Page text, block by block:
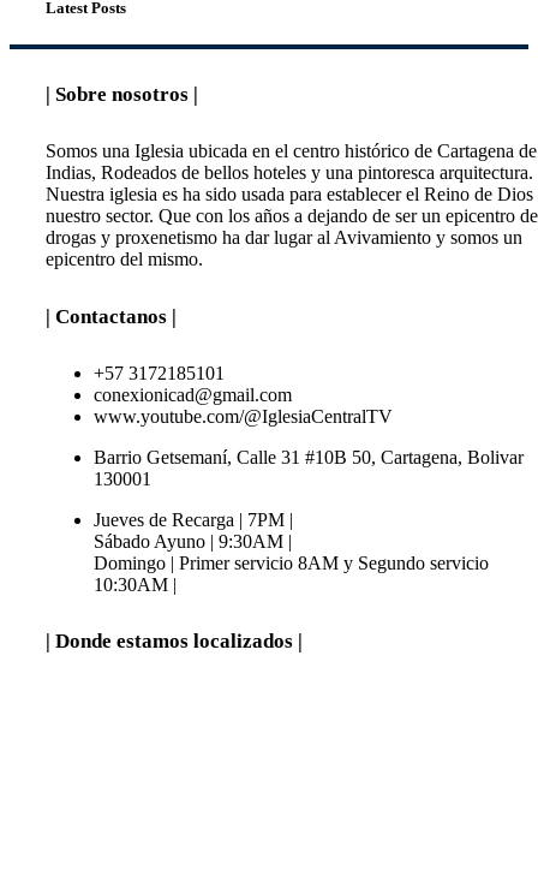
Latest Posts
| Sobre nosotros |
Somos una Iglesia ubicada en el centro histórico de Cartagena de
Indias, Rodeados de bellos hoteles y una pintoresca arquitectura.
Nuestra iglesia es ha sido usada para establecer el Reino de Dios
nuestro sector. Que con los años a dejando de ser un epicentro de
drogas y proxenetismo ha dar lugar al Avivamiento y somos un
epicentro del mismo.
| Contactanos |
+57 3172185101
conexionicad@gmail.com
www.youtube.com/@IglesiaCentralTV
Barrio Getsemaní, Calle 31 #10B 50, Cartagena, Bolivar
130001
Jueves de Recarga | 7PM |
Sábado Ayuno | 9:30AM |
Domingo | Primer servicio 8AM y Segundo servicio
10:30AM |
| Donde estamos localizados |